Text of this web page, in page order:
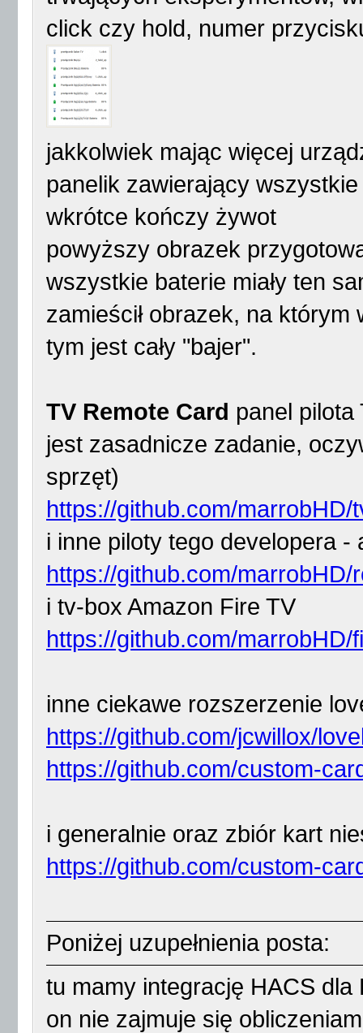
click czy hold, numer
jakkolwiek mając więcej
panelik zawierający
wkrótce kończy żywot
powyższy obrazek
wszystkie baterie miały ten
zamieścił obrazek, na
tym jest cały "bajer".
TV Remote Card panel pilota
jest zasadnicze zadanie,
sprzęt)
https://github.com/marrobHD/
i inne piloty tego developera -
https://github.com/marrobHD/
i tv-box Amazon Fire TV
https://github.com/marrobHD/
inne ciekawe rozszerzenie
https://github.com/jcwillox/
https://github.com/custom-
i generalnie oraz zbiór kart
https://github.com/custom-
Poniżej uzupełnienia posta:
tu mamy integrację HACS
on nie zajmuje się